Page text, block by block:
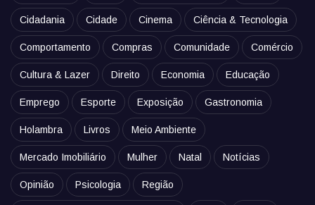
Cidadania Cidade Cinema Ciência & Tecnologia
Comportamento Compras Comunidade Comércio
Cultura & Lazer Direito Economia Educação
Emprego Esporte Exposição Gastronomia
Holambra Livros Meio Ambiente
Mercado Imobiliário Mulher Natal Notícias
Opinião Psicologia Região